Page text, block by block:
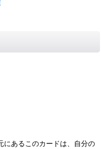
あるこのカードは、自分の